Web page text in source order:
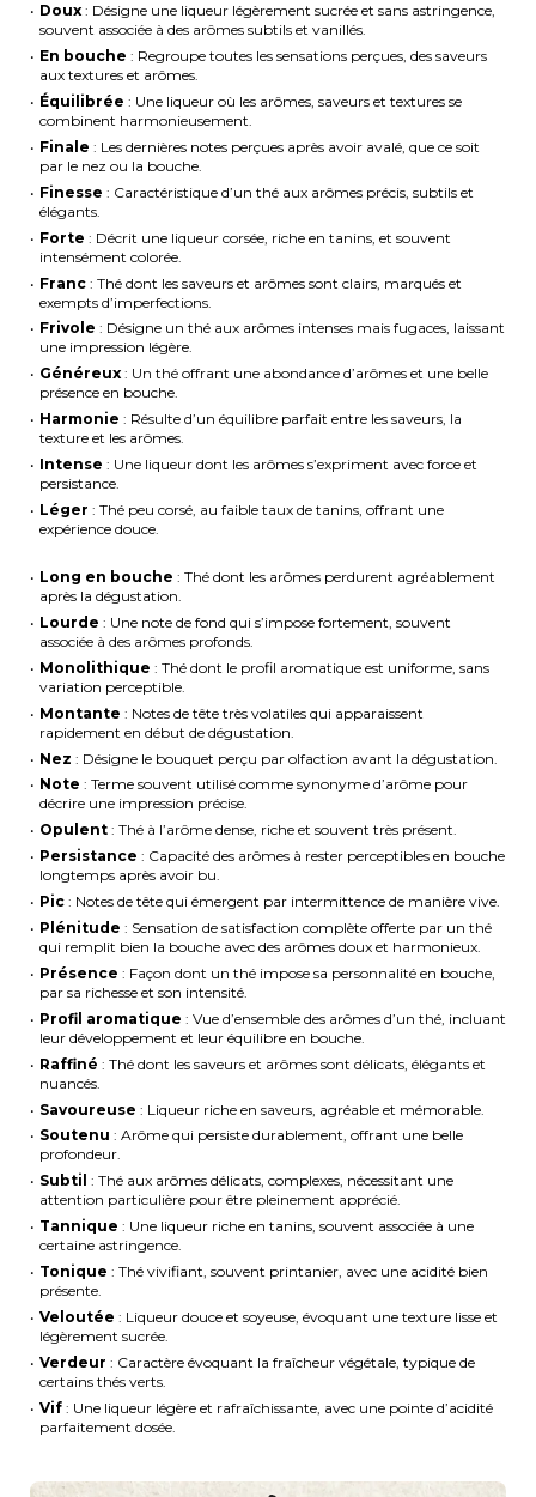
Doux: Désigne une liqueur légèrement sucrée et sans astringence,
souvent associée à des arômes subtils et vanillés.
En bouche : Regroupe toutes les sensations perçues, des saveurs
aux textures et arômes.
Équilibrée : Une liqueur où les arômes, saveurs et textures se
combinent harmonieusement.
Finale : Les dernières notes perçues après avoir avalé, que ce soit
par le nez ou la bouche.
Finesse : Caractéristique d’un thé aux arômes précis, subtils et
élégants.
Forte : Décrit une liqueur corsée, riche en tanins, et souvent
intensément colorée.
Franc : Thé dont les saveurs et arômes sont clairs, marqués et
exempts d’imperfections.
Frivole : Désigne un thé aux arômes intenses mais fugaces, laissant
une impression légère.
Généreux: Un thé offrant une abondance d’arômes et une belle
présence en bouche.
Harmonie : Résulte d’un équilibre parfait entre les saveurs, la
texture et les arômes.
Intense : Une liqueur dont les arômes s’expriment avec force et
persistance.
Léger : Thé peu corsé, au faible taux de tanins, offrant une
expérience douce.
Long en bouche : Thé dont les arômes perdurent agréablement
après la dégustation.
Lourde : Une note de fond qui s’impose fortement, souvent
associée à des arômes profonds.
Monolithique : Thé dont le profil aromatique est uniforme, sans
variation perceptible.
Montante : Notes de tête très volatiles qui apparaissent
rapidement en début de dégustation.
Nez : Désigne le bouquet perçu par olfaction avant la dégustation.
Note : Terme souvent utilisé comme synonyme d’arôme pour
décrire une impression précise.
Opulent : Thé à l’arôme dense, riche et souvent très présent.
Persistance : Capacité des arômes à rester perceptibles en bouche
longtemps après avoir bu.
Pic : Notes de tête qui émergent par intermittence de manière vive.
Plénitude : Sensation de satisfaction complète offerte par un thé
qui remplit bien la bouche avec des arômes doux et harmonieux.
Présence : Façon dont un thé impose sa personnalité en bouche,
par sa richesse et son intensité.
Profil aromatique : Vue d’ensemble des arômes d’un thé, incluant
leur développement et leur équilibre en bouche.
Raffiné : Thé dont les saveurs et arômes sont délicats, élégants et
nuancés.
Savoureuse : Liqueur riche en saveurs, agréable et mémorable.
Soutenu : Arôme qui persiste durablement, offrant une belle
profondeur.
Subtil : Thé aux arômes délicats, complexes, nécessitant une
attention particulière pour être pleinement apprécié.
Tannique : Une liqueur riche en tanins, souvent associée à une
certaine astringence.
Tonique : Thé vivifiant, souvent printanier, avec une acidité bien
présente.
Veloutée : Liqueur douce et soyeuse, évoquant une texture lisse et
légèrement sucrée.
Verdeur : Caractère évoquant la fraîcheur végétale, typique de
certains thés verts.
Vif : Une liqueur légère et rafraîchissante, avec une pointe d’acidité
parfaitement dosée.